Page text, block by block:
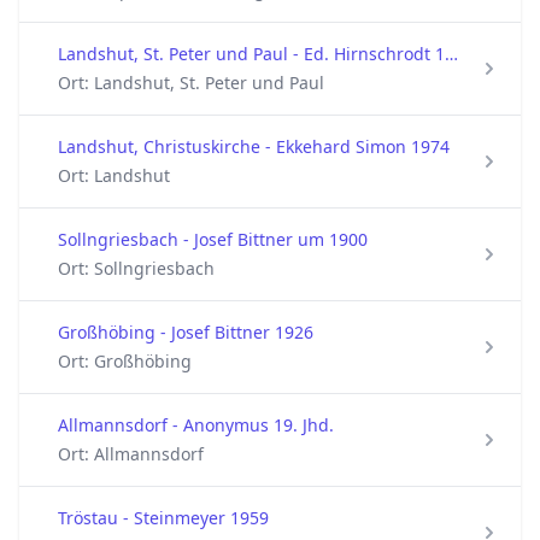
Landshut, St. Peter und Paul - Ed. Hirnschrodt 1961
Ort: Landshut, St. Peter und Paul
Landshut, Christuskirche - Ekkehard Simon 1974
Ort: Landshut
Sollngriesbach - Josef Bittner um 1900
Ort: Sollngriesbach
Großhöbing - Josef Bittner 1926
Ort: Großhöbing
Allmannsdorf - Anonymus 19. Jhd.
Ort: Allmannsdorf
Tröstau - Steinmeyer 1959